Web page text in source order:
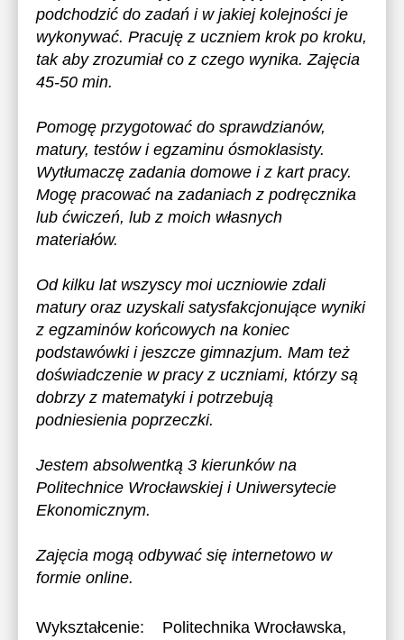
podchodzić do zadań i w jakiej kolejności je
wykonywać. Pracuję z uczniem krok po kroku,
tak aby zrozumiał co z czego wynika. Zajęcia
45-50 min.
Pomogę przygotować do sprawdzianów,
matury, testów i egzaminu ósmoklasisty.
Wytłumaczę zadania domowe i z kart pracy.
Mogę pracować na zadaniach z podręcznika
lub ćwiczeń, lub z moich własnych
materiałów.
Od kilku lat wszyscy moi uczniowie zdali
matury oraz uzyskali satysfakcjonujące wyniki
z egzaminów końcowych na koniec
podstawówki i jeszcze gimnazjum. Mam też
doświadczenie w pracy z uczniami, którzy są
dobrzy z matematyki i potrzebują
podniesienia poprzeczki.
Jestem absolwentką 3 kierunków na
Politechnice Wrocławskiej i Uniwersytecie
Ekonomicznym.
Zajęcia mogą odbywać się internetowo w
formie online.
Wykształcenie: Politechnika Wrocławska,